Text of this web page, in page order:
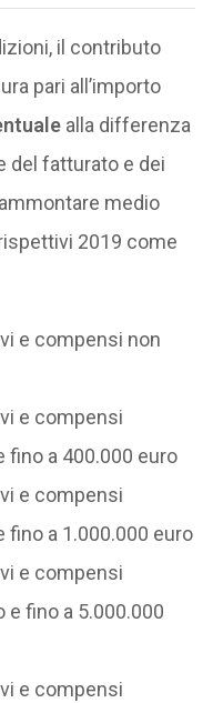
il contributo
pari all’importo
alla differenza
del fatturato e dei
medio
2019 come
e compensi non
e compensi
fino a 400.000 euro
e compensi
fino a 1.000.000 euro
e compensi
e fino a 5.000.000
e compensi